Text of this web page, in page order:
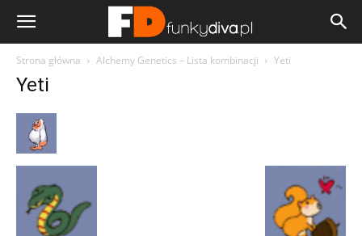
Strona główna Alchemy Genetics – Lista kombinacji Yeti
Yeti